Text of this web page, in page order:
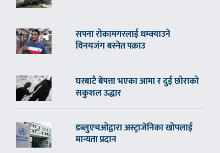
सपना रोकामगरलाई धम्क्याउने
विनयजंग बस्नेत पक्राउ
घरबाटै बेपत्ता भएका आमा र दुई छोराको
सकुशल उद्धार
डब्लुएचओद्वारा अस्ट्राजेनिका खोपलाई
मान्यता प्रदान